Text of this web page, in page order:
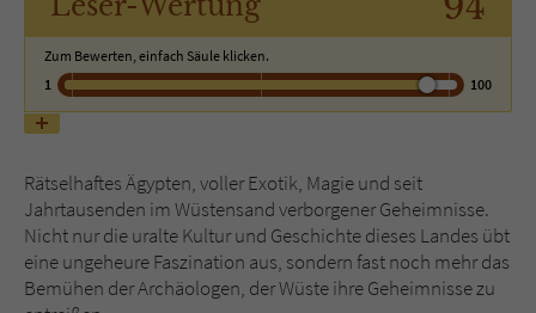
Zum Bewerten, einfach Säule klicken.
1
100
Rätselhaftes Ägypten, voller Exotik, Magie und seit
Jahrtausenden im Wüstensand verborgener Geheimnisse.
Nicht nur die uralte Kultur und Geschichte dieses Landes übt
eine ungeheure Faszination aus, sondern fast noch mehr das
Bemühen der Archäologen, der Wüste ihre Geheimnisse zu
Name tx_pwcomments_ahash
Anbieter Literatur-Couch Medien GmbH & Co. KG
Zweck Cookie für Kommentare einzelner Buchtitel
Name fe_typo_user